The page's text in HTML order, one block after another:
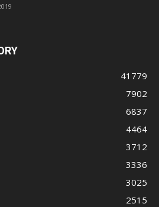
41779
7902
6837
4464
3712
3336
3025
2515